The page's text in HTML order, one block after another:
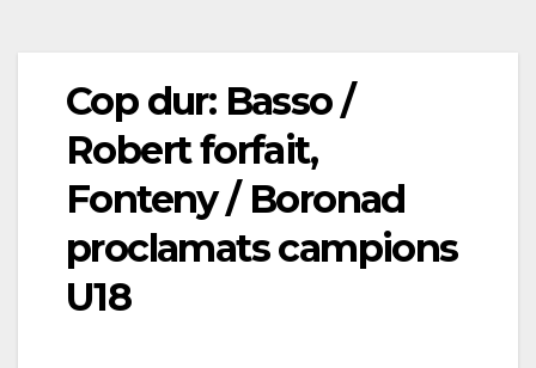
Cop dur: Basso /
Robert forfait,
Fonteny / Boronad
proclamats campions
U18